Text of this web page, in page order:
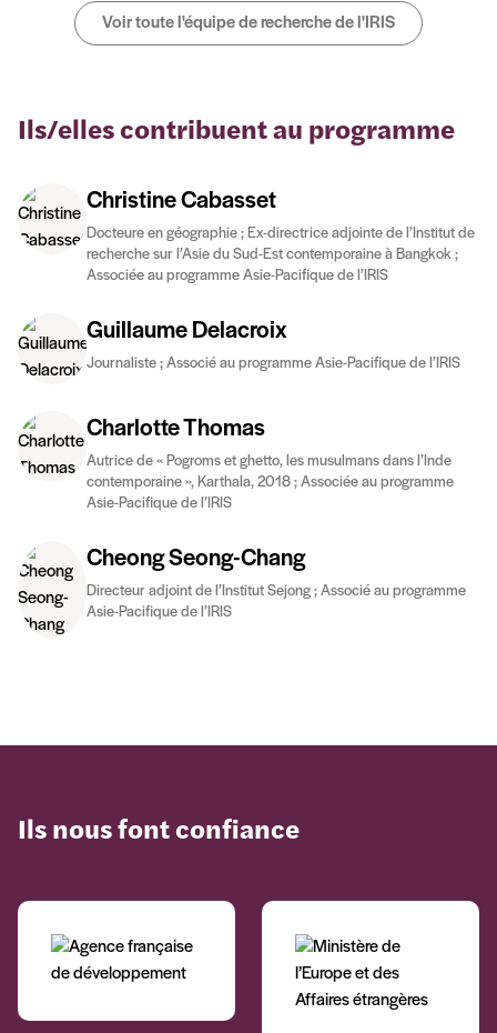
Voir toute l'équipe de recherche de l'IRIS
Ils/elles contribuent au programme
Christine Cabasset
Docteure en géographie ; Ex-directrice adjointe de l’Institut de
recherche sur l’Asie du Sud-Est contemporaine à Bangkok ;
Associée au programme Asie-Pacifique de l’IRIS
Guillaume Delacroix
Journaliste ; Associé au programme Asie-Pacifique de l’IRIS
Charlotte Thomas
Autrice de « Pogroms et ghetto, les musulmans dans l’Inde
contemporaine », Karthala, 2018 ; Associée au programme
Asie-Pacifique de l’IRIS
Cheong Seong-Chang
Directeur adjoint de l’Institut Sejong ; Associé au programme
Asie-Pacifique de l’IRIS
Ils nous font confiance